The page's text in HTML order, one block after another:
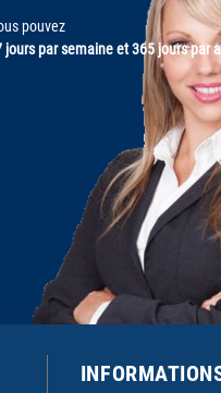
pouvez
jours par semaine et 365 jours par